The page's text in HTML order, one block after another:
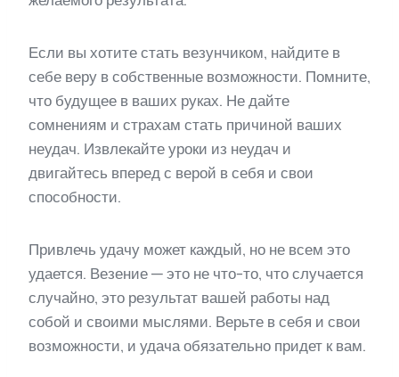
Если вы хотите стать везунчиком, найдите в
себе веру в собственные возможности. Помните,
что будущее в ваших руках. Не дайте
сомнениям и страхам стать причиной ваших
неудач. Извлекайте уроки из неудач и
двигайтесь вперед с верой в себя и свои
способности.
Привлечь удачу может каждый, но не всем это
удается. Везение — это не что-то, что случается
случайно, это результат вашей работы над
собой и своими мыслями. Верьте в себя и свои
возможности, и удача обязательно придет к вам.